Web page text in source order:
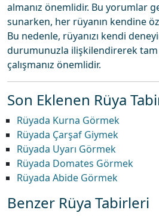
almanız önemlidir. Bu yorumlar
sunarken, her rüyanın kendine
Bu nedenle, rüyanızı kendi
durumunuzla ilişkilendirerek tam
çalışmanız önemlidir.
Son Eklenen Rüya
Rüyada Kurna Görmek
Rüyada Çarşaf Giymek
Rüyada Uyarı Görmek
Rüyada Domates Görmek
Rüyada Abide Görmek
Benzer Rüya Tabirleri